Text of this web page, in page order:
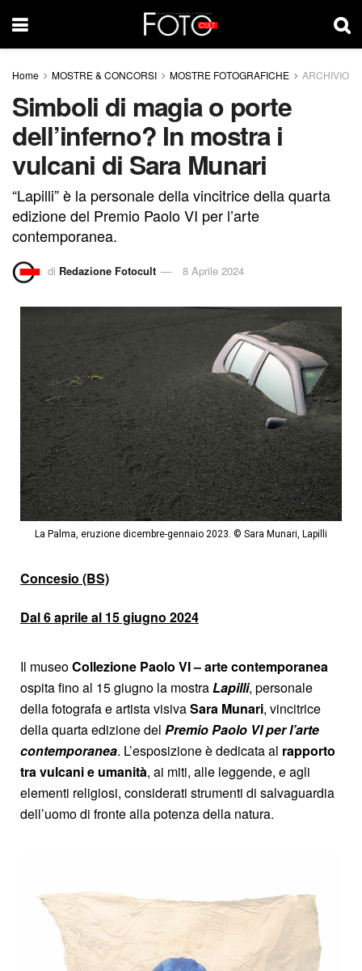
Home MOSTRE & CONCORSI MOSTRE FOTOGRAFICHE ARCHIVIO
Simboli di magia o porte
dell’inferno? In mostra i
vulcani di Sara Munari
“Lapilli” è la personale della vincitrice della quarta
edizione del Premio Paolo VI per l’arte
contemporanea.
di Redazione Fotocult 8 Aprile 2024
La Palma, eruzione dicembre-gennaio 2023. © Sara Munari, Lapilli
Concesio (BS)
Dal 6 aprile al 15 giugno 2024
Il museoCollezione Paolo VI – arte contemporanea
ospita fino al 15 giugno la mostraLapilli, personale
della fotografa e artista visivaSara Munari, vincitrice
della quarta edizione del Premio Paolo VI per l’arte
contemporanea. L’esposizione è dedicata al rapporto
tra vulcani e umanità, ai miti, alle leggende, e agli
elementi religiosi, considerati strumenti di salvaguardia
dell’uomo di fronte alla potenza della natura.